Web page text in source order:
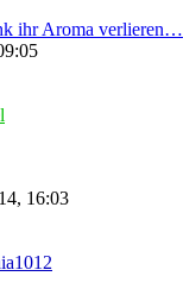
ihr Aroma verlieren…
16:03